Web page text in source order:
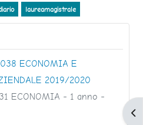
laureamagistrale
ECONOMIA E
2019/2020
ECONOMIA - 1 anno -